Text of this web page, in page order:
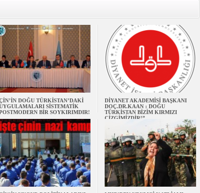
DOĞU TÜRKİSTAN’DAKİ
SİSTEMATİK
BİR SOYKIRIMDIR!
DİYANET AKADEMİSİ BAŞKANI
DOÇ.DR.KAAN : DOĞU
TÜRKİSTAN BİZİM KIRMIZI
ÇİZGİMİZDİR!”